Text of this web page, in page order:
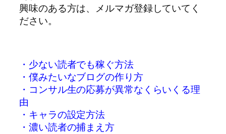
興味のある方は、メルマガ登録していてく
ださい。
・少ない読者でも稼ぐ方法
・僕みたいなブログの作り方
・コンサル生の応募が異常なくらいくる理
由
・キャラの設定方法
・濃い読者の捕まえ方